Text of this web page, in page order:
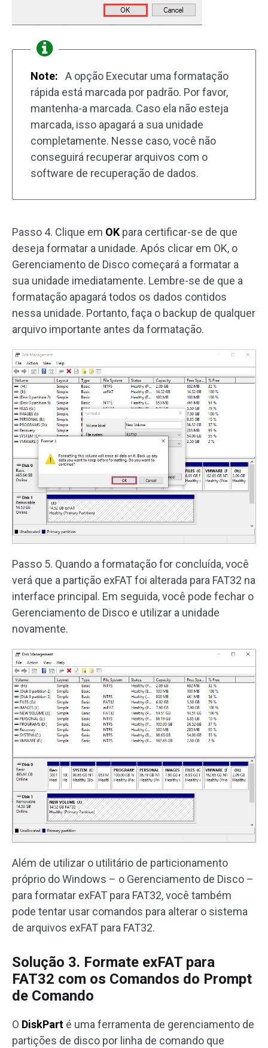
Note:
A opção Executar uma formatação
rápida está marcada por padrão. Por favor,
mantenha-a marcada. Caso ela não esteja
marcada, isso apagará a sua unidade
completamente. Nesse caso, você não
conseguirá recuperar arquivos com o
software de recuperação de dados.
Passo 4. Clique em OK para certificar-se de que
deseja formatar a unidade. Após clicar em OK, o
Gerenciamento de Disco começará a formatar a
sua unidade imediatamente. Lembre-se de que a
formatação apagará todos os dados contidos
nessa unidade. Portanto, faça o backup de qualquer
arquivo importante antes da formatação.
Passo 5. Quando a formatação for concluída, você
verá que a partição exFAT foi alterada para FAT32 na
interface principal. Em seguida, você pode fechar o
Gerenciamento de Disco e utilizar a unidade
novamente.
Além de utilizar o utilitário de particionamento
próprio do Windows – o Gerenciamento de Disco ­–
para formatar exFAT para FAT32, você também
pode tentar usar comandos para alterar o sistema
de arquivos exFAT para FAT32.
Solução 3. Formate exFAT para
FAT32 com os Comandos do Prompt
de Comando
O DiskPart é uma ferramenta de gerenciamento de
partições de disco por linha de comando que